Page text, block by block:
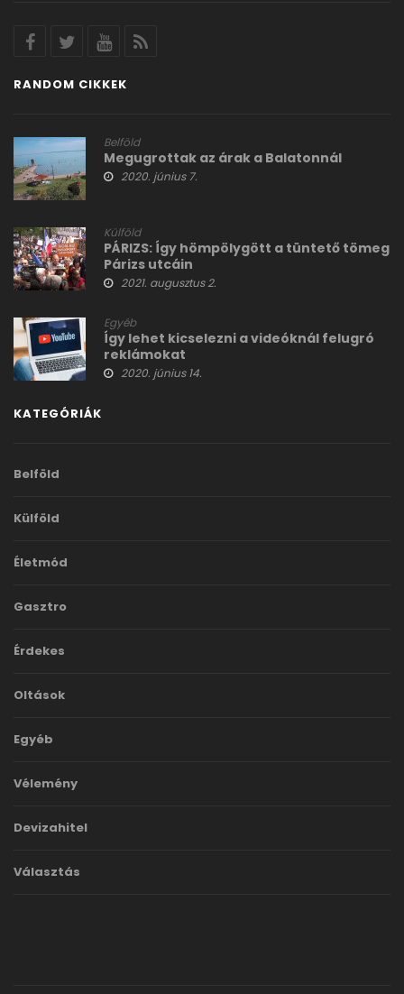
RANDOM CIKKEK
Belföld
Megugrottak az árak a Balatonnál
2020. június 7.
Külföld
PÁRIZS: Így hömpölygött a tüntető tömeg
Párizs utcáin
2021. augusztus 2.
Egyéb
Így lehet kicselezni a videóknál felugró
reklámokat
2020. június 14.
KATEGÓRIÁK
Belföld
Külföld
Életmód
Gasztro
Érdekes
Oltások
Egyéb
Vélemény
Devizahitel
Választás